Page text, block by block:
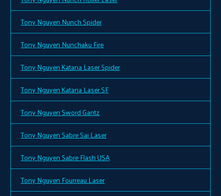
Tony Nguyen Nunch Spider
Tony Nguyen Nunchaku Fire
Tony Nguyen Katana Laser Spider
Tony Nguyen Katana Laser SF
Tony Nguyen Sword Gantz
Tony Nguyen Sabre Sai Laser
Tony Nguyen Sabre Flash USA
Tony Nguyen Fourreau Laser